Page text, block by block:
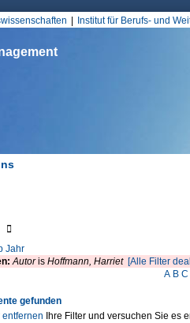
Institut für Berufs- und
Jahr
Autoris Hoffmann, Harriet [Alle Filter
A B C
gefunden
entfernen Ihre Filter und versuchen Sie es